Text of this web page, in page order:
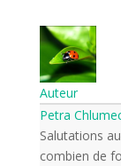
Auteur
Petra
Salutations
combien de